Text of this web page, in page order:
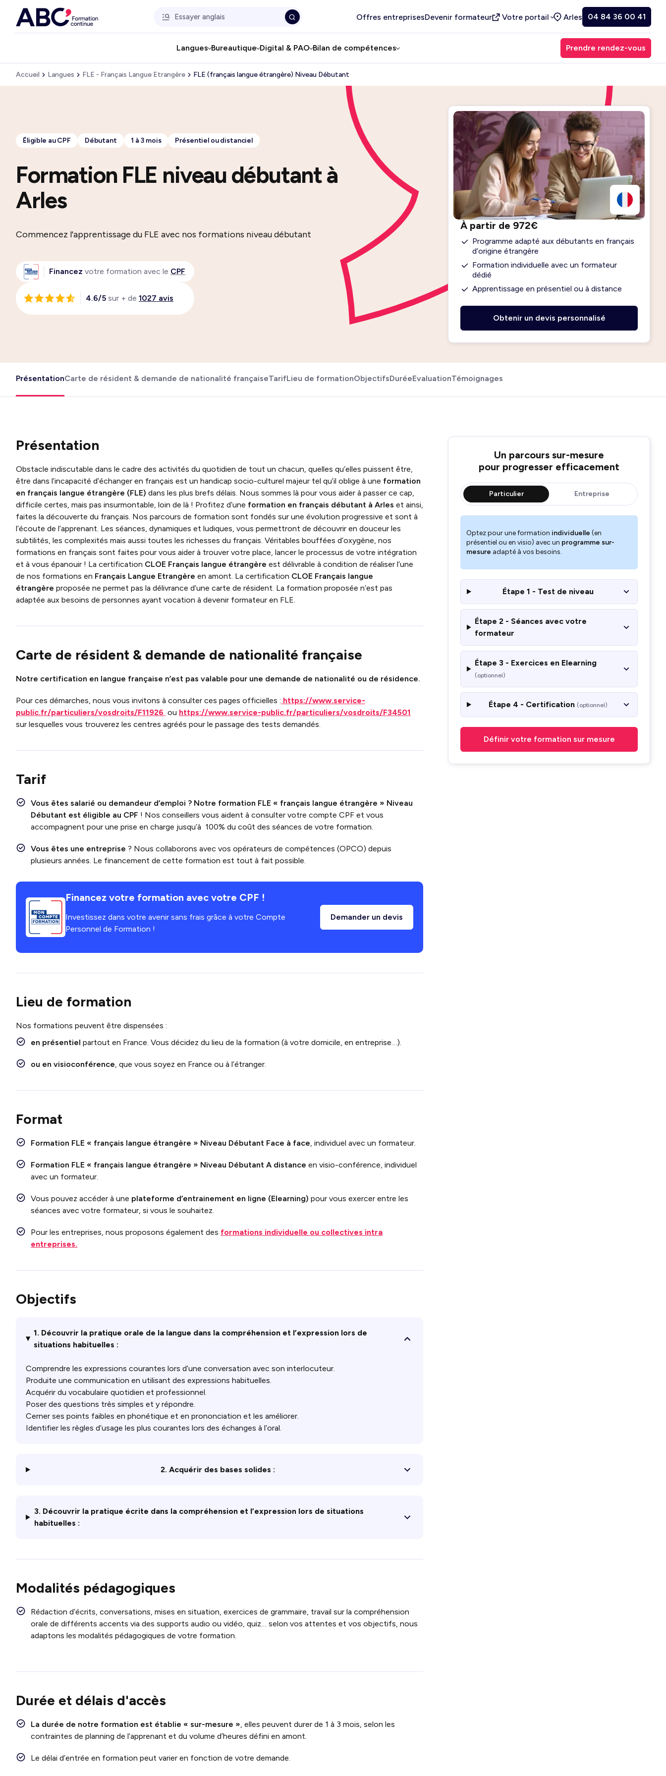
Offres entreprisesDevenir formateur Votre portail Arles 04 84 36 00 41
Langues Bureautique Digital & PAO Bilan de compétences Prendre rendez-vous
Accueil Langues FLE - Français Langue Etrangère FLE (français langue étrangère) Niveau Débutant
Formation FLE niveau débutant à
Arles
Éligible au CPF Débutant 1 à 3 mois Présentiel ou distanciel
Commencez l'apprentissage du FLE avec nos formations niveau débutant
Financez votre formation avec le CPF
4.6/5 sur + de 1027 avis
À partir de 972€
Programme adapté aux débutants en français
d’origine étrangère
Formation individuelle avec un formateur
dédié
Apprentissage en présentiel ou à distance
Obtenir un devis personnalisé
PrésentationCarte de résident & demande de nationalité françaiseTarifLieu de formationObjectifsDuréeEvaluationTémoignages
Un parcours sur-mesure
pour progresser efficacement
Particulier Entreprise
Optez pour une formation individuelle (en
présentiel ou en visio) avec un programme sur-
mesure adapté à vos besoins.
Étape 1 - Test de niveau
Étape 2 - Séances avec votre
formateur
Étape 3 - Exercices en Elearning
(optionnel)
Étape 4 - Certification (optionnel)
Définir votre formation sur mesure
Présentation
Obstacle indiscutable dans le cadre des activités du quotidien de tout un chacun, quelles qu’elles puissent être,
être dans l’incapacité d’échanger en français est un handicap socio-culturel majeur tel qu’il oblige à une formation
en français langue étrangère (FLE) dans les plus brefs délais. Nous sommes là pour vous aider à passer ce cap,
difficile certes, mais pas insurmontable, loin de là ! Profitez d’une formation en français débutant à Arles et ainsi,
faites la découverte du français. Nos parcours de formation sont fondés sur une évolution progressive et sont à
l’écoute de l’apprenant. Les séances, dynamiques et ludiques, vous permettront de découvrir en douceur les
subtilités, les complexités mais aussi toutes les richesses du français. Véritables bouffées d’oxygène, nos
formations en français sont faites pour vous aider à trouver votre place, lancer le processus de votre intégration
et à vous épanouir ! La certification CLOE Français langue étrangère est délivrable à condition de réaliser l’une
de nos formations en Français Langue Etrangère en amont. La certification CLOE Français langue
étrangère proposée ne permet pas la délivrance d’une carte de résident. La formation proposée n’est pas
adaptée aux besoins de personnes ayant vocation à devenir formateur en FLE.
Carte de résident & demande de nationalité française
Notre certification en langue française n’est pas valable pour une demande de nationalité ou de résidence.
Pour ces démarches, nous vous invitons à consulter ces pages officielles : https://www.service-
public.fr/particuliers/vosdroits/F11926 ou https://www.service-public.fr/particuliers/vosdroits/F34501
sur lesquelles vous trouverez les centres agréés pour le passage des tests demandés.
Tarif
Vous êtes salarié ou demandeur d’emploi ? Notre formation FLE « français langue étrangère » Niveau
Débutant est éligible au CPF ! Nos conseillers vous aident à consulter votre compte CPF et vous
accompagnent pour une prise en charge jusqu’à 100% du coût des séances de votre formation.
Vous êtes une entreprise ? Nous collaborons avec vos opérateurs de compétences (OPCO) depuis
plusieurs années. Le financement de cette formation est tout à fait possible.
Financez votre formation avec votre CPF !
Investissez dans votre avenir sans frais grâce à votre Compte
Personnel de Formation !
Demander un devis
Lieu de formation
Nos formations peuvent être dispensées :
en présentiel partout en France. Vous décidez du lieu de la formation (à votre domicile, en entreprise…).
ou en visioconférence, que vous soyez en France ou à l’étranger.
Format
Formation FLE « français langue étrangère » Niveau Débutant Face à face, individuel avec un formateur.
Formation FLE « français langue étrangère » Niveau Débutant A distance en visio-conférence, individuel
avec un formateur.
Vous pouvez accéder à une plateforme d’entrainement en ligne (Elearning) pour vous exercer entre les
séances avec votre formateur, si vous le souhaitez.
Pour les entreprises, nous proposons également des formations individuelle ou collectives intra
entreprises.
Objectifs
1. Découvrir la pratique orale de la langue dans la compréhension et l’expression lors de
situations habituelles :
Comprendre les expressions courantes lors d’une conversation avec son interlocuteur.
Produite une communication en utilisant des expressions habituelles.
Acquérir du vocabulaire quotidien et professionnel.
Poser des questions très simples et y répondre.
Cerner ses points faibles en phonétique et en prononciation et les améliorer.
Identifier les règles d’usage les plus courantes lors des échanges à l’oral.
2. Acquérir des bases solides :
3. Découvrir la pratique écrite dans la compréhension et l’expression lors de situations
habituelles :
Modalités pédagogiques
Rédaction d’écrits, conversations, mises en situation, exercices de grammaire, travail sur la compréhension
orale de différents accents via des supports audio ou vidéo, quiz… selon vos attentes et vos objectifs, nous
adaptons les modalités pédagogiques de votre formation.
Durée et délais d'accès
La durée de notre formation est établie « sur-mesure », elles peuvent durer de 1 à 3 mois, selon les
contraintes de planning de l’apprenant et du volume d’heures défini en amont.
Le délai d’entrée en formation peut varier en fonction de votre demande.